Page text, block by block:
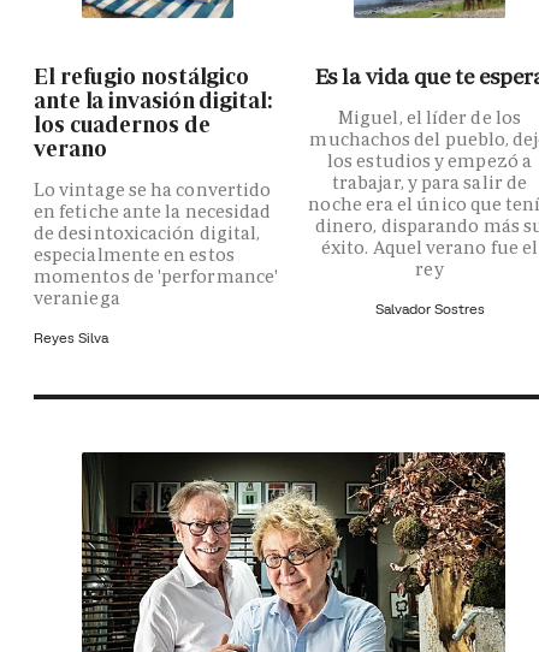
El refugio nostálgico
ante la invasión digital:
los cuadernos de
verano
Lo vintage se ha convertido
en fetiche ante la necesidad
de desintoxicación digital,
especialmente en estos
momentos de 'performance'
veraniega
Reyes Silva
Es la vida que te
Miguel, el líder de los
muchachos del pueblo,
los estudios y empezó a
trabajar, y para salir de
noche era el único que
dinero, disparando más
éxito. Aquel verano fue el
rey
Salvador Sostres